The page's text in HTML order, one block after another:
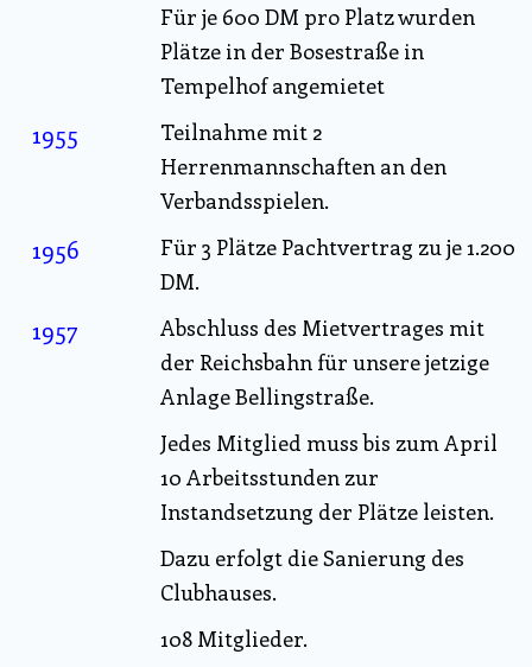
Für je 600 DM pro Platz wurden
Plätze in der Bosestraße in
Tempelhof angemietet
1955
Teilnahme mit 2
Herrenmannschaften an den
Verbandsspielen.
1956
Für 3 Plätze Pachtvertrag zu je 1.200
DM.
1957
Abschluss des Mietvertrages mit
der Reichsbahn für unsere jetzige
Anlage Bellingstraße.
Jedes Mitglied muss bis zum April
10 Arbeitsstunden zur
Instandsetzung der Plätze leisten.
Dazu erfolgt die Sanierung des
Clubhauses.
108 Mitglieder.